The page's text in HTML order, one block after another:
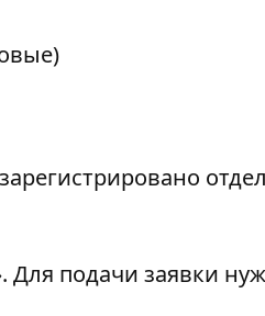
Для подачи заявки